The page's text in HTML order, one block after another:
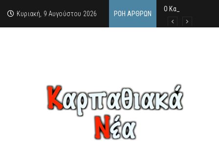
Κυριακή, 9 Αυγούστου 2026 ΡΟΉ ΆΡΘΡΩΝ
Ο Καρπάθιος
Από την πέτρα